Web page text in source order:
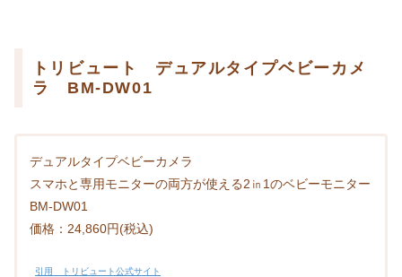
トリビュート デュアルタイプベビーカメ
ラ BM-DW01
デュアルタイプベビーカメラ
スマホと専用モニターの両方が使える2㏌1のベビーモニター
BM-DW01
価格：24,860円(税込)
引用 トリビュート公式サイト